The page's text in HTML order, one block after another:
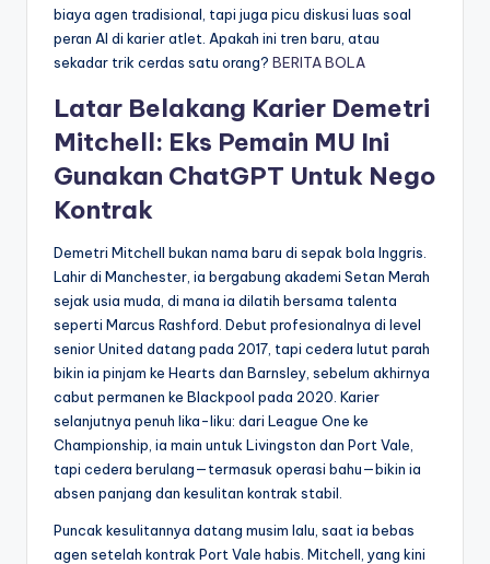
biaya agen tradisional, tapi juga picu diskusi luas soal
peran AI di karier atlet. Apakah ini tren baru, atau
sekadar trik cerdas satu orang? BERITA BOLA
Latar Belakang Karier Demetri
Mitchell: Eks Pemain MU Ini
Gunakan ChatGPT Untuk Nego
Kontrak
Demetri Mitchell bukan nama baru di sepak bola Inggris.
Lahir di Manchester, ia bergabung akademi Setan Merah
sejak usia muda, di mana ia dilatih bersama talenta
seperti Marcus Rashford. Debut profesionalnya di level
senior United datang pada 2017, tapi cedera lutut parah
bikin ia pinjam ke Hearts dan Barnsley, sebelum akhirnya
cabut permanen ke Blackpool pada 2020. Karier
selanjutnya penuh lika-liku: dari League One ke
Championship, ia main untuk Livingston dan Port Vale,
tapi cedera berulang—termasuk operasi bahu—bikin ia
absen panjang dan kesulitan kontrak stabil.
Puncak kesulitannya datang musim lalu, saat ia bebas
agen setelah kontrak Port Vale habis. Mitchell, yang kini